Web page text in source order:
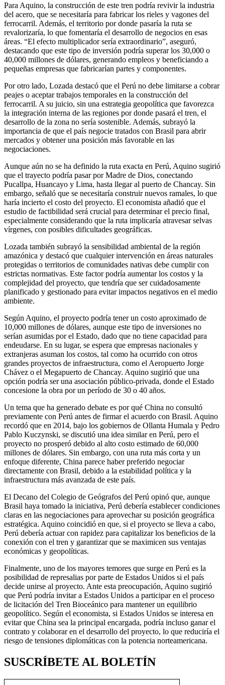
Para Aquino, la construcción de este tren podría revivir la industria
del acero, que se necesitaría para fabricar los rieles y vagones del
ferrocarril. Además, el territorio por donde pasaría la ruta se
revalorizaría, lo que fomentaría el desarrollo de negocios en esas
áreas. “El efecto multiplicador sería extraordinario”, aseguró,
destacando que este tipo de inversión podría superar los 30,000 o
40,000 millones de dólares, generando empleos y beneficiando a
pequeñas empresas que fabricarían partes y componentes.
Por otro lado, Lozada destacó que el Perú no debe limitarse a cobrar
peajes o aceptar trabajos temporales en la construcción del
ferrocarril. A su juicio, sin una estrategia geopolítica que favorezca
la integración interna de las regiones por donde pasará el tren, el
desarrollo de la zona no sería sostenible. Además, subrayó la
importancia de que el país negocie tratados con Brasil para abrir
mercados y obtener una posición más favorable en las
negociaciones.
Aunque aún no se ha definido la ruta exacta en Perú, Aquino sugirió
que el trayecto podría pasar por Madre de Dios, conectando
Pucallpa, Huancayo y Lima, hasta llegar al puerto de Chancay. Sin
embargo, señaló que se necesitaría construir nuevos ramales, lo que
haría incierto el costo del proyecto. El economista añadió que el
estudio de factibilidad será crucial para determinar el precio final,
especialmente considerando que la ruta implicaría atravesar selvas
vírgenes, con posibles dificultades geográficas.
Lozada también subrayó la sensibilidad ambiental de la región
amazónica y destacó que cualquier intervención en áreas naturales
protegidas o territorios de comunidades nativas debe cumplir con
estrictas normativas. Este factor podría aumentar los costos y la
complejidad del proyecto, que tendría que ser cuidadosamente
planificado y gestionado para evitar impactos negativos en el medio
ambiente.
Según Aquino, el proyecto podría tener un costo aproximado de
10,000 millones de dólares, aunque este tipo de inversiones no
serían asumidas por el Estado, dado que no tiene capacidad para
endeudarse. En su lugar, se espera que empresas nacionales y
extranjeras asuman los costos, tal como ha ocurrido con otros
grandes proyectos de infraestructura, como el Aeropuerto Jorge
Chávez o el Megapuerto de Chancay. Aquino sugirió que una
opción podría ser una asociación público-privada, donde el Estado
concesione la obra por un período de 30 o 40 años.
Un tema que ha generado debate es por qué China no consultó
previamente con Perú antes de firmar el acuerdo con Brasil. Aquino
recordó que en 2014, bajo los gobiernos de Ollanta Humala y Pedro
Pablo Kuczynski, se discutió una idea similar en Perú, pero el
proyecto no prosperó debido al alto costo estimado de 60,000
millones de dólares. Sin embargo, con una ruta más corta y un
enfoque diferente, China parece haber preferido negociar
directamente con Brasil, debido a la estabilidad política y la
infraestructura más avanzada de este país.
El Decano del Colegio de Geógrafos del Perú opinó que, aunque
Brasil haya tomado la iniciativa, Perú debería establecer condiciones
claras en las negociaciones para aprovechar su posición geográfica
estratégica. Aquino coincidió en que, si el proyecto se lleva a cabo,
Perú debería actuar con rapidez para capitalizar los beneficios de la
conexión con el tren y garantizar que se maximicen sus ventajas
económicas y geopolíticas.
Finalmente, uno de los mayores temores que surge en Perú es la
posibilidad de represalias por parte de Estados Unidos si el país
decide unirse al proyecto. Ante esta preocupación, Aquino sugirió
que Perú podría invitar a Estados Unidos a participar en el proceso
de licitación del Tren Bioceánico para mantener un equilibrio
geopolítico. Según el economista, si Estados Unidos se interesa en
evitar que China sea la principal encargada, podría incluso ganar el
contrato y colaborar en el desarrollo del proyecto, lo que reduciría el
riesgo de tensiones diplomáticas con la potencia norteamericana.
SUSCRÍBETE AL BOLETÍN